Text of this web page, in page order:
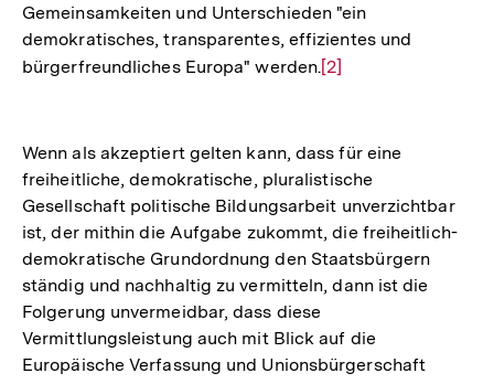
Gemeinsamkeiten und Unterschieden "ein
demokratisches, transparentes, effizientes und
bürgerfreundliches Europa" werden.Zur
Fußnote
[2]
Wenn als akzeptiert gelten kann, dass für eine
freiheitliche, demokratische, pluralistische
Gesellschaft politische Bildungsarbeit unverzichtbar
ist, der mithin die Aufgabe zukommt, die freiheitlich-
demokratische Grundordnung den Staatsbürgern
ständig und nachhaltig zu vermitteln, dann ist die
Folgerung unvermeidbar, dass diese
Vermittlungsleistung auch mit Blick auf die
Europäische Verfassung und Unionsbürgerschaft